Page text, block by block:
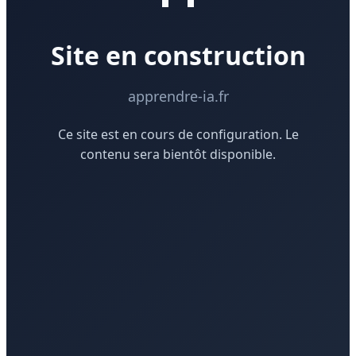
Site en construction
apprendre-ia.fr
Ce site est en cours de configuration. Le
contenu sera bientôt disponible.